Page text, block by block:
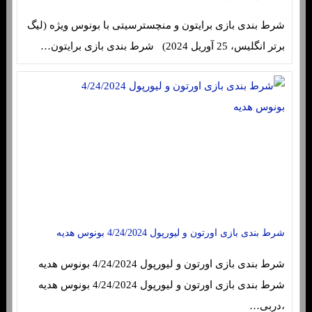
شرط بندی بازی برایتون و منچسترسیتی با بونوس ویژه (لیگ
برتر انگلیس، 25 آوریل 2024) شرط بندی بازی برایتون…
شرط بندی بازی اورتون و لیورپول 4/24/2024 بونوس هدیه
شرط بندی بازی اورتون و لیورپول 4/24/2024 بونوس هدیه
شرط بندی بازی اورتون و لیورپول 4/24/2024 بونوس هدیه
،دربی…